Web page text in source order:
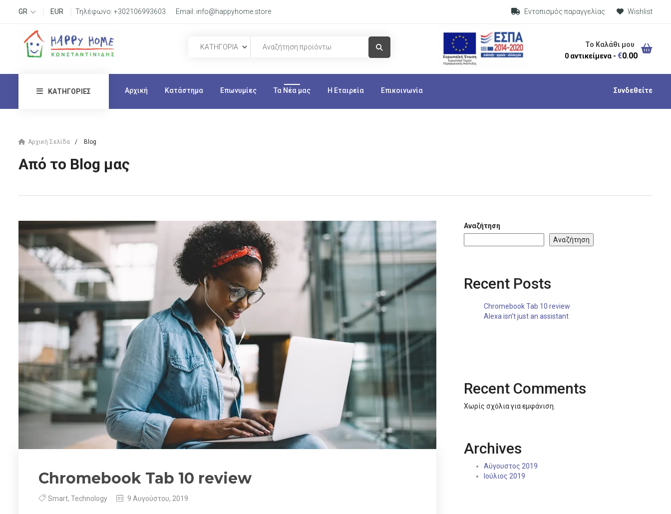
GR EUR Τηλέφωνο: +302106993603 Email: info@happyhome.store Εντοπισμός παραγγελίας Visit Link
Wishlist
Visit Link
Το Καλάθι μου
0 αντικείμενα - €0.00
ΚΑΤΗΓΟΡΊΕΣ Αρχική Κατάστημα Επωνυμίες Τα Νέα μας Η Εταιρεία Επικοινωνία Συνδεθείτε
Αρχική Σελίδα Blog
Από το Blog μας
Chromebook Tab 10 review
Smart, Technology 9 Αυγούστου, 2019
Αναζήτηση
Αναζήτηση
Recent Posts
Chromebook Tab 10 review
Alexa isn’t just an assistant
Recent Comments
Χωρίς σχόλια για εμφάνιση.
Archives
Αύγουστος 2019
Ιούλιος 2019